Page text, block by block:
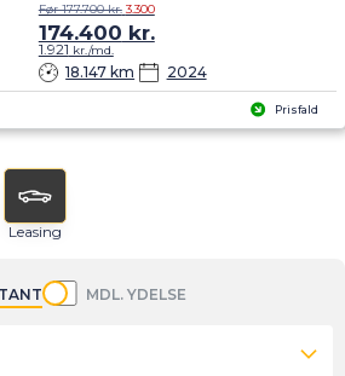
Prisfald
18.147 km 2024
Før 177.700 kr. 3.300
174.400 kr.
1.921 kr./md.
Leasing
MDL. YDELSE